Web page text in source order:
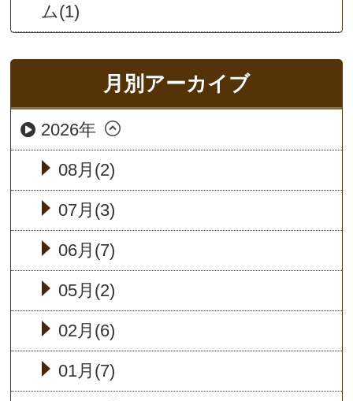
ム(1)
月別アーカイブ
2026年
08月(2)
07月(3)
06月(7)
05月(2)
02月(6)
01月(7)